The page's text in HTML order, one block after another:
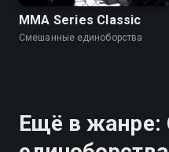
MMA Series Classic
Смешанные единоборства
Ещё в